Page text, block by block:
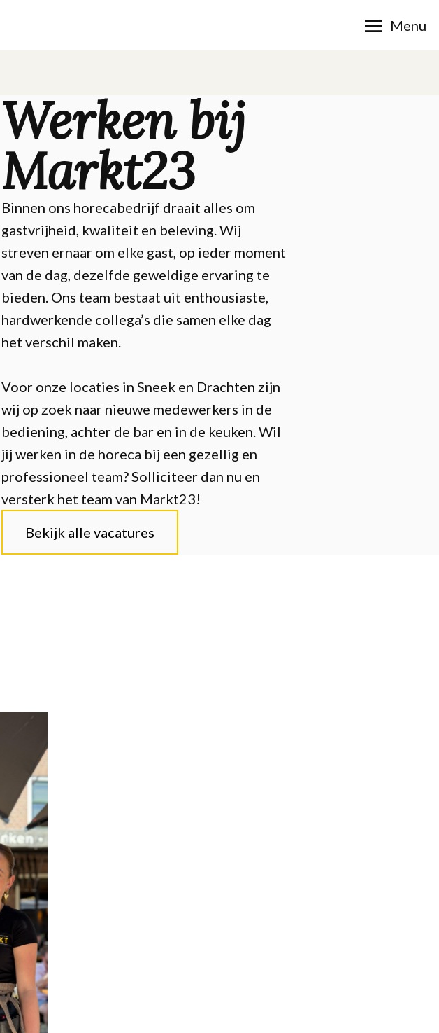
Menu
Werken bij
Markt23
Binnen ons horecabedrijf draait alles om
gastvrijheid, kwaliteit en beleving. Wij
streven ernaar om elke gast, op ieder moment
van de dag, dezelfde geweldige ervaring te
bieden. Ons team bestaat uit enthousiaste,
hardwerkende collega’s die samen elke dag
het verschil maken.
Voor onze locaties in Sneek en Drachten zijn
wij op zoek naar nieuwe medewerkers in de
bediening, achter de bar en in de keuken. Wil
jij werken in de horeca bij een gezellig en
professioneel team? Solliciteer dan nu en
versterk het team van Markt23!
Bekijk alle vacatures